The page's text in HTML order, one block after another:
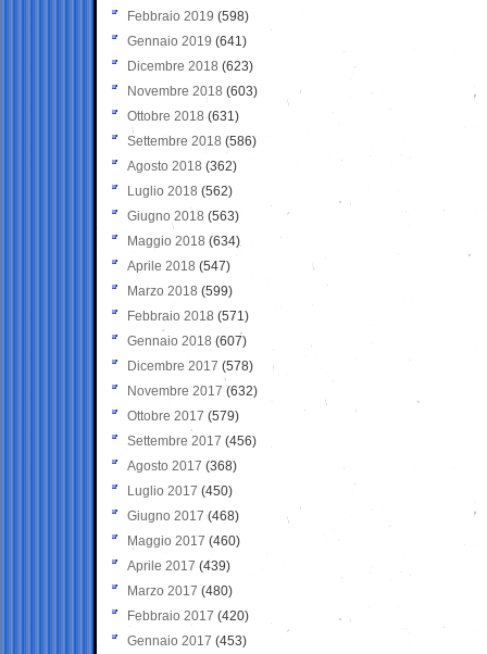
Febbraio 2019 (598)
Gennaio 2019 (641)
Dicembre 2018 (623)
Novembre 2018 (603)
Ottobre 2018 (631)
Settembre 2018 (586)
Agosto 2018 (362)
Luglio 2018 (562)
Giugno 2018 (563)
Maggio 2018 (634)
Aprile 2018 (547)
Marzo 2018 (599)
Febbraio 2018 (571)
Gennaio 2018 (607)
Dicembre 2017 (578)
Novembre 2017 (632)
Ottobre 2017 (579)
Settembre 2017 (456)
Agosto 2017 (368)
Luglio 2017 (450)
Giugno 2017 (468)
Maggio 2017 (460)
Aprile 2017 (439)
Marzo 2017 (480)
Febbraio 2017 (420)
Gennaio 2017 (453)